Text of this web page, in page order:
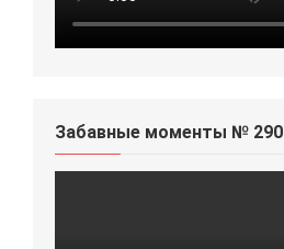
Забавные моменты № 290